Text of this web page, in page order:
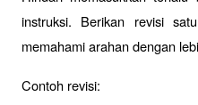
instruksi. Berikan revisi
memahami arahan dengan
Contoh revisi: